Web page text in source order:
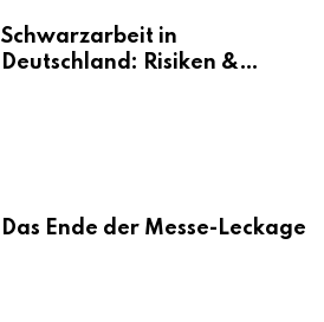
Schwarzarbeit in
Deutschland: Risiken &
Das Ende der Messe-Leckage